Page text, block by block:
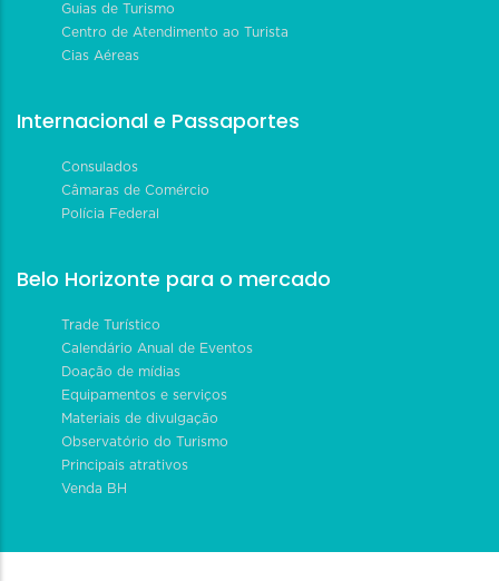
Guias de Turismo
Centro de Atendimento ao Turista
Cias Aéreas
Internacional e Passaportes
Consulados
Câmaras de Comércio
Polícia Federal
Belo Horizonte para o mercado
Trade Turístico
Calendário Anual de Eventos
Doação de mídias
Equipamentos e serviços
Materiais de divulgação
Observatório do Turismo
Principais atrativos
Venda BH